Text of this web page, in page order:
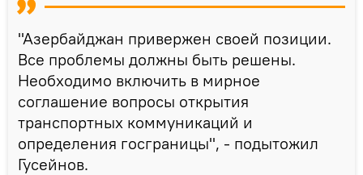
"Азербайджан привержен своей позиции.
Все проблемы должны быть решены.
Необходимо включить в мирное
соглашение вопросы открытия
транспортных коммуникаций и
определения госграницы", - подытожил
Гусейнов.